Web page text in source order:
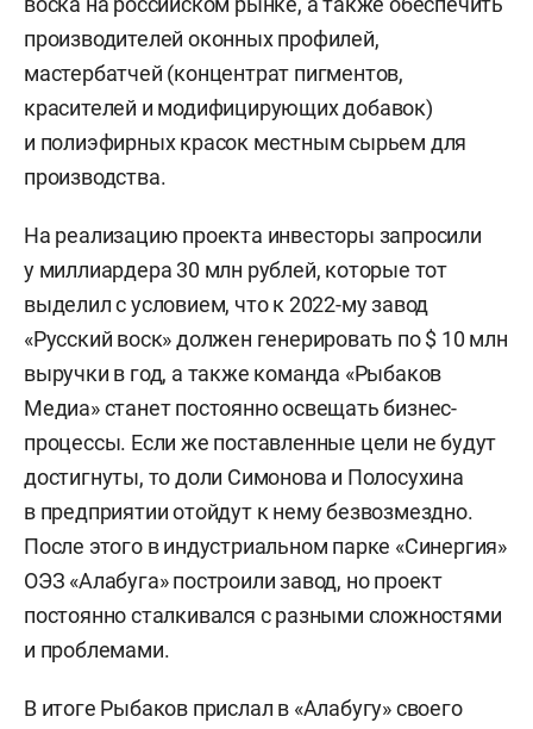
производителей оконных профилей,
мастербатчей (концентрат пигментов,
красителей и модифицирующих добавок)
и полиэфирных красок местным сырьем для
производства.
На реализацию проекта инвесторы запросили
у миллиардера 30 млн рублей, которые тот
выделил с условием, что к 2022-му завод
«Русский воск» должен генерировать по $ 10 млн
выручки в год, а также команда «Рыбаков
Медиа» станет постоянно освещать бизнес-
процессы. Если же поставленные цели не будут
достигнуты, то доли Симонова и Полосухина
в предприятии отойдут к нему безвозмездно.
После этого в индустриальном парке «Синергия»
ОЭЗ «Алабуга» построили завод, но проект
постоянно сталкивался с разными сложностями
и проблемами.
В итоге Рыбаков прислал в «Алабугу» своего